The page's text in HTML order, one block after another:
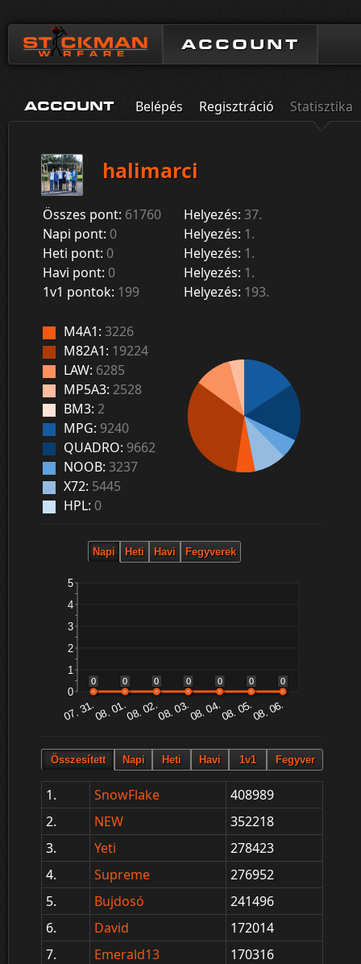
ACCOUNT
ACCOUNT Belépés Regisztráció Statisztika
halimarci
Összes pont: 61760 Helyezés: 37.
Napi pont: 0 Helyezés: 1.
Heti pont: 0 Helyezés: 1.
Havi pont: 0 Helyezés: 1.
1v1 pontok: 199 Helyezés: 193.
M4A1: 3226
M82A1: 19224
LAW: 6285
MP5A3: 2528
BM3: 2
MPG: 9240
QUADRO: 9662
NOOB: 3237
X72: 5445
HPL: 0
1. SnowFlake
408989
2.
NEW
352218
3.
Yeti
278423
4.
Supreme
276952
5.
Bujdosó
241496
6.
David
172014
7.
Emerald13
170316